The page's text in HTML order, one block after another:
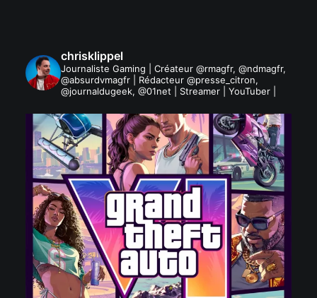
chrisklippel
Journaliste Gaming | Créateur @rmagfr, @ndmagfr,
@absurdvmagfr | Rédacteur @presse_citron,
@journaldugeek, @01net | Streamer | YouTuber |